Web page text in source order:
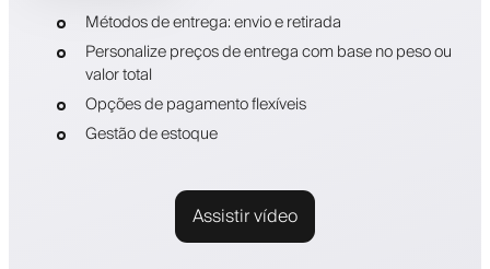
Métodos de entrega: envio e retirada
Personalize preços de entrega com base no peso ou
valor total
Opções de pagamento flexíveis
Gestão de estoque
Assistir vídeo